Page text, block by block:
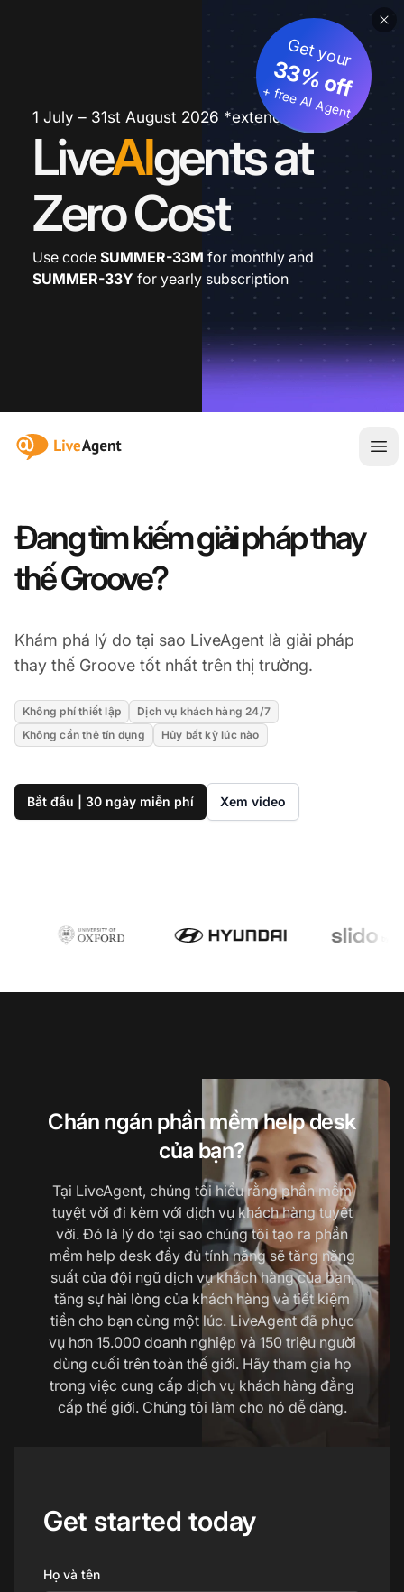
1 July – 31st August 2026 *extended
LiveAIgents at
Zero Cost
Get your
33% off
+ free AI Agent
Use code SUMMER-33M for monthly and
SUMMER-33Y for yearly subscription
:site.title
Mở
Đang tìm kiếm giải pháp thay
thế Groove?
Khám phá lý do tại sao LiveAgent là giải pháp
thay thế Groove tốt nhất trên thị trường.
Không phí thiết lập
Dịch vụ khách hàng 24/7
Không cần thẻ tín dụng
Hủy bất kỳ lúc nào
Bắt đầu | 30 ngày miễn phí Xem video
Chán ngán phần mềm help desk
của bạn?
Tại LiveAgent, chúng tôi hiểu rằng phần mềm
tuyệt vời đi kèm với dịch vụ khách hàng tuyệt
vời. Đó là lý do tại sao chúng tôi tạo ra phần
mềm help desk đầy đủ tính năng sẽ tăng năng
suất của đội ngũ dịch vụ khách hàng của bạn,
tăng sự hài lòng của khách hàng và tiết kiệm
tiền cho bạn cùng một lúc. LiveAgent đã phục
vụ hơn 15.000 doanh nghiệp và 150 triệu người
dùng cuối trên toàn thế giới. Hãy tham gia họ
trong việc cung cấp dịch vụ khách hàng đẳng
cấp thế giới. Chúng tôi làm cho nó dễ dàng.
Get started today
Họ và tên